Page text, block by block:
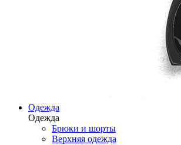
Одежда
Одежда
Брюки и шорты
Верхняя одежда